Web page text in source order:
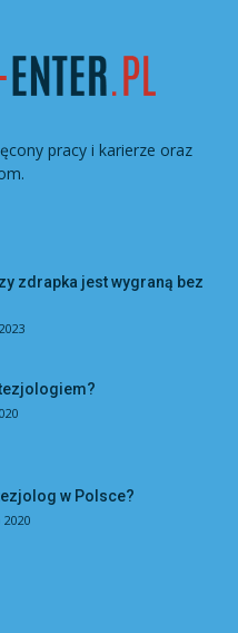
pracy i karierze oraz
zdrapka jest wygraną bez
w Polsce?